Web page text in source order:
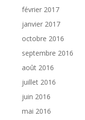
février 2017
janvier 2017
octobre 2016
septembre 2016
août 2016
juillet 2016
juin 2016
mai 2016